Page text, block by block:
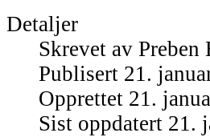
Detaljer
Skrevet av Preben
Publisert 21.
Opprettet 21.
Sist oppdatert 21.